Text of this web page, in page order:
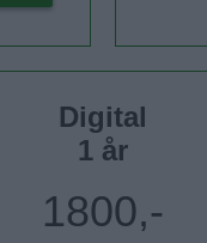
Digital
1 år
1800,-